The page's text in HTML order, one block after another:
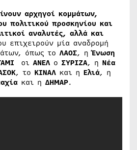
αρχηγοί κομμάτων,
πολιτικού προσκηνίου και
αναλυτές, αλλά και
επιχειρούν μία αναδρομή
όπως το ΛΑΟΣ, ηΈνωση
οι ΑΝΕΛ ο ΣΥΡΙΖΑ, η Νέα
, το ΚΙΝΑΛ και η Ελιά, η
και η ΔΗΜΑΡ.